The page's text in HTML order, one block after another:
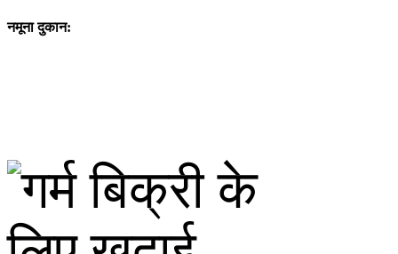
नमूना दुकान: